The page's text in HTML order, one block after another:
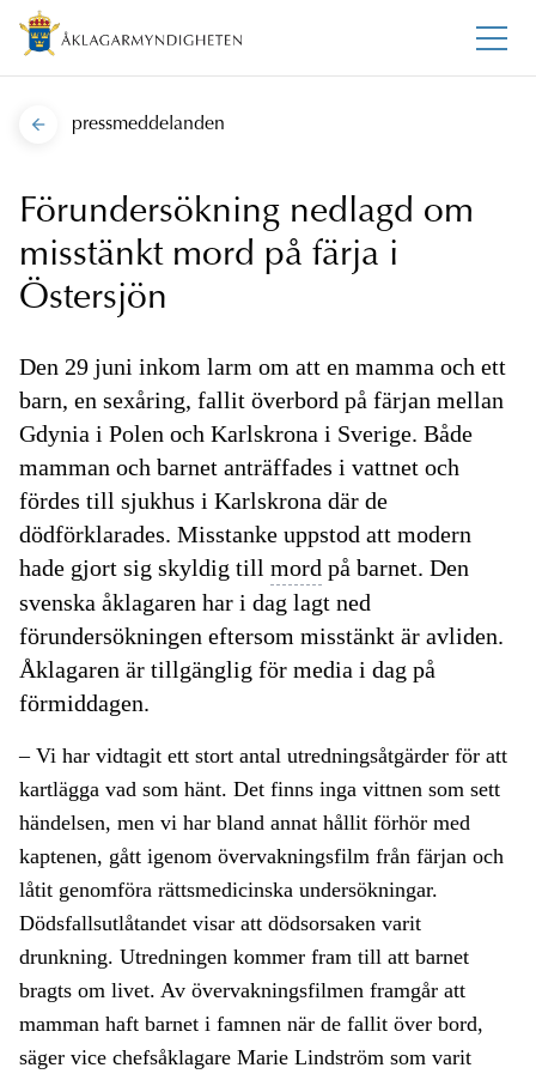
pressmeddelanden
Förundersökning nedlagd om
misstänkt mord på färja i
Östersjön
Den 29 juni inkom larm om att en mamma och ett
barn, en sexåring, fallit överbord på färjan mellan
Gdynia i Polen och Karlskrona i Sverige. Både
mamman och barnet anträffades i vattnet och
fördes till sjukhus i Karlskrona där de
dödförklarades. Misstanke uppstod att modern
hade gjort sig skyldig till mord på barnet. Den
svenska åklagaren har i dag lagt ned
förundersökningen eftersom misstänkt är avliden.
Åklagaren är tillgänglig för media i dag på
förmiddagen.
– Vi har vidtagit ett stort antal utredningsåtgärder för att
kartlägga vad som hänt. Det finns inga vittnen som sett
händelsen, men vi har bland annat hållit förhör med
kaptenen, gått igenom övervakningsfilm från färjan och
låtit genomföra rättsmedicinska undersökningar.
Dödsfallsutlåtandet visar att dödsorsaken varit
drunkning. Utredningen kommer fram till att barnet
bragts om livet. Av övervakningsfilmen framgår att
mamman haft barnet i famnen när de fallit över bord,
säger vice chefsåklagare Marie Lindström som varit